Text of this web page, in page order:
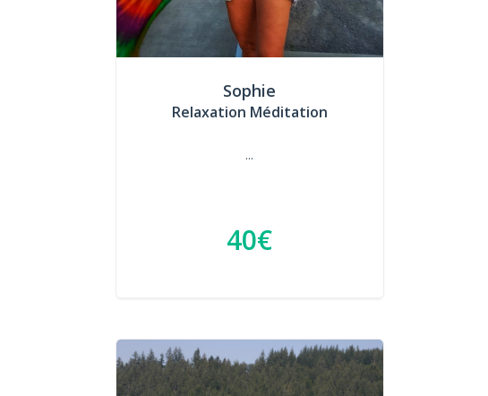
Sophie
Relaxation Méditation
...
40€